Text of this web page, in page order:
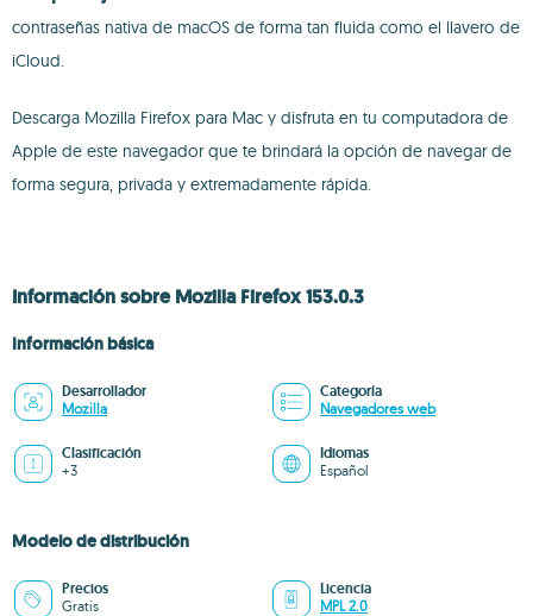
contraseñas nativa de macOS de forma tan fluida como el llavero de
iCloud.
Descarga Mozilla Firefox para Mac y disfruta en tu computadora de
Apple de este navegador que te brindará la opción de navegar de
forma segura, privada y extremadamente rápida.
Información sobre Mozilla Firefox 153.0.3
Información básica
Desarrollador
Mozilla
Categoría
Navegadores web
Clasificación
+3
Idiomas
Español
Modelo de distribución
Precios
Gratis
Licencia
MPL 2.0